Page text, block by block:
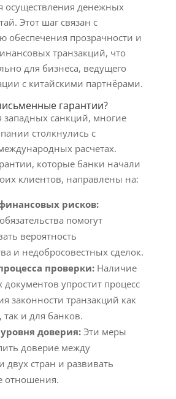
осуществления денежных
Этот шаг связан с
обеспечения прозрачности и
транзакций, что
для бизнеса, ведущего
с китайскими партнёрами.
гарантии?
западных санкций, многие
столкнулись с
расчетах.
которые банки начали
клиентов, направлены на:
рисков:
помогут
вероятность
и недобросовестных сделок.
проверки:Наличие
упростит процесс
законности транзакций как
так и для банков.
доверия:Эти меры
доверие между
двух стран и развивать
отношения.